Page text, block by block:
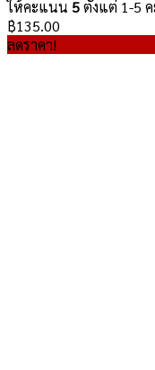
ให้คะแนน 5ตั้งแต่ 1-5
฿135.00
ลดราคา!